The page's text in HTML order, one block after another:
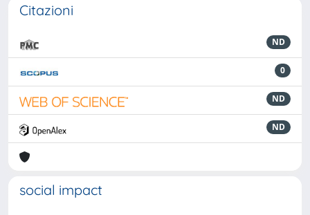
Citazioni
ND
0
ND
ND
social impact